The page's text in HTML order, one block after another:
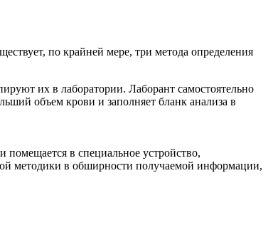
по крайней мере, три метода определения
их в лаборатории. Лаборант самостоятельно
объем крови и заполняет бланк анализа в
помещается в специальное устройство,
методики в обширности получаемой информации,